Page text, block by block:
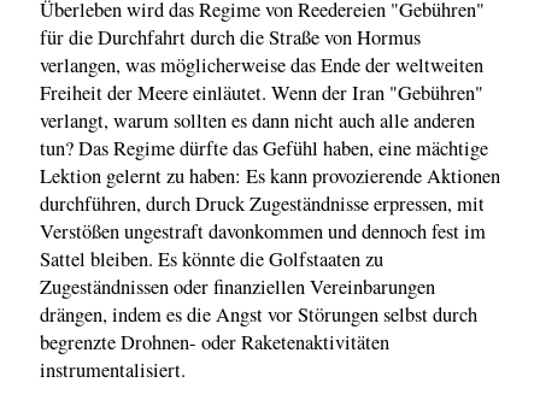
Überleben wird das Regime von Reedereien "Gebühren"
für die Durchfahrt durch die Straße von Hormus
verlangen, was möglicherweise das Ende der weltweiten
Freiheit der Meere einläutet. Wenn der Iran "Gebühren"
verlangt, warum sollten es dann nicht auch alle anderen
tun? Das Regime dürfte das Gefühl haben, eine mächtige
Lektion gelernt zu haben: Es kann provozierende Aktionen
durchführen, durch Druck Zugeständnisse erpressen, mit
Verstößen ungestraft davonkommen und dennoch fest im
Sattel bleiben. Es könnte die Golfstaaten zu
Zugeständnissen oder finanziellen Vereinbarungen
drängen, indem es die Angst vor Störungen selbst durch
begrenzte Drohnen- oder Raketenaktivitäten
instrumentalisiert.